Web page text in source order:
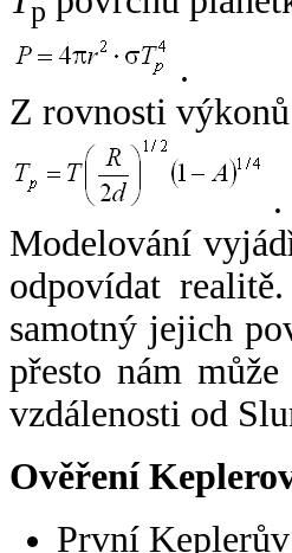
p
.
Z rovnosti
.
Modelování
odpovídat
samotný jejich
přesto nám
vzdálenosti od
Ověření
První